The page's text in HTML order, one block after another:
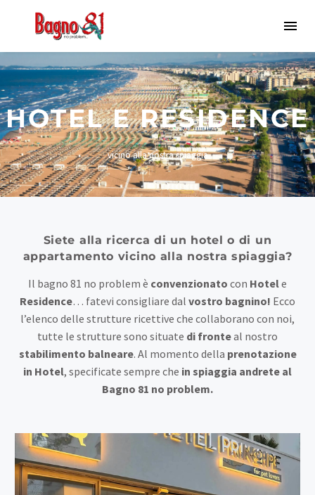
HOTEL E RESIDENCE
vicino alla nostra spiaggia
Siete alla ricerca di un hotel o di un
appartamento vicino alla nostra spiaggia?
Il bagno 81 no problem è convenzionato con Hotele
Residence… fatevi consigliare dal vostro bagnino! Ecco
l’elenco delle strutture ricettive che collaborano con noi,
tutte le strutture sono situate di fronteal nostro
stabilimento balneare. Al momento della prenotazione
in Hotel, specificate sempre che in spiaggia andrete al
Bagno 81 no problem.